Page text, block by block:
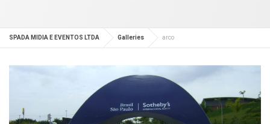
SPADA MIDIA E EVENTOS LTDA Galleries arco